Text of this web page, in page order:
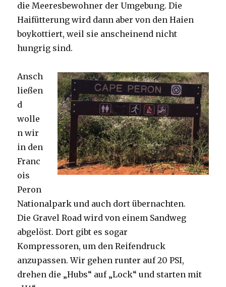
die Meeresbewohner der Umgebung. Die
Haifütterung wird dann aber von den Haien
boykottiert, weil sie anscheinend nicht
hungrig sind.
Ansch
ließen
d
wolle
n wir
in den
Franc
ois
Peron
Nationalpark und auch dort übernachten.
Die Gravel Road wird von einem Sandweg
abgelöst. Dort gibt es sogar
Kompressoren, um den Reifendruck
anzupassen. Wir gehen runter auf 20 PSI,
drehen die „Hubs“ auf „Lock“ und starten mit